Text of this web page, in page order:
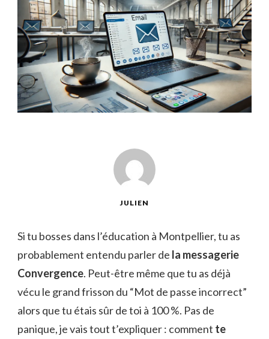
JULIEN
Si tu bosses dans l’éducation à Montpellier, tu as
probablement entendu parler de la messagerie
Convergence. Peut-être même que tu as déjà
vécu le grand frisson du “Mot de passe incorrect”
alors que tu étais sûr de toi à 100 %. Pas de
panique, je vais tout t’expliquer : comment te